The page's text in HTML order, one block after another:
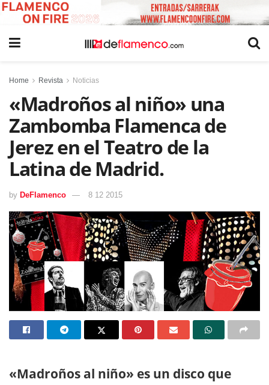
Home Revista Noticias
«Madroños al niño» una
Zambomba Flamenca de
Jerez en el Teatro de la
Latina de Madrid.
by DeFlamenco 8 12 2015
«Madroños al niño» es un disco que